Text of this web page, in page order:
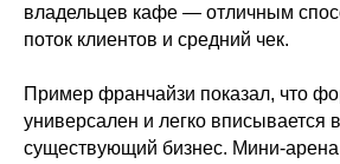
владельцев кафе — отличным
поток клиентов и средний чек.
Пример франчайзи показал, что
универсален и легко вписывается
существующий бизнес. Мини-